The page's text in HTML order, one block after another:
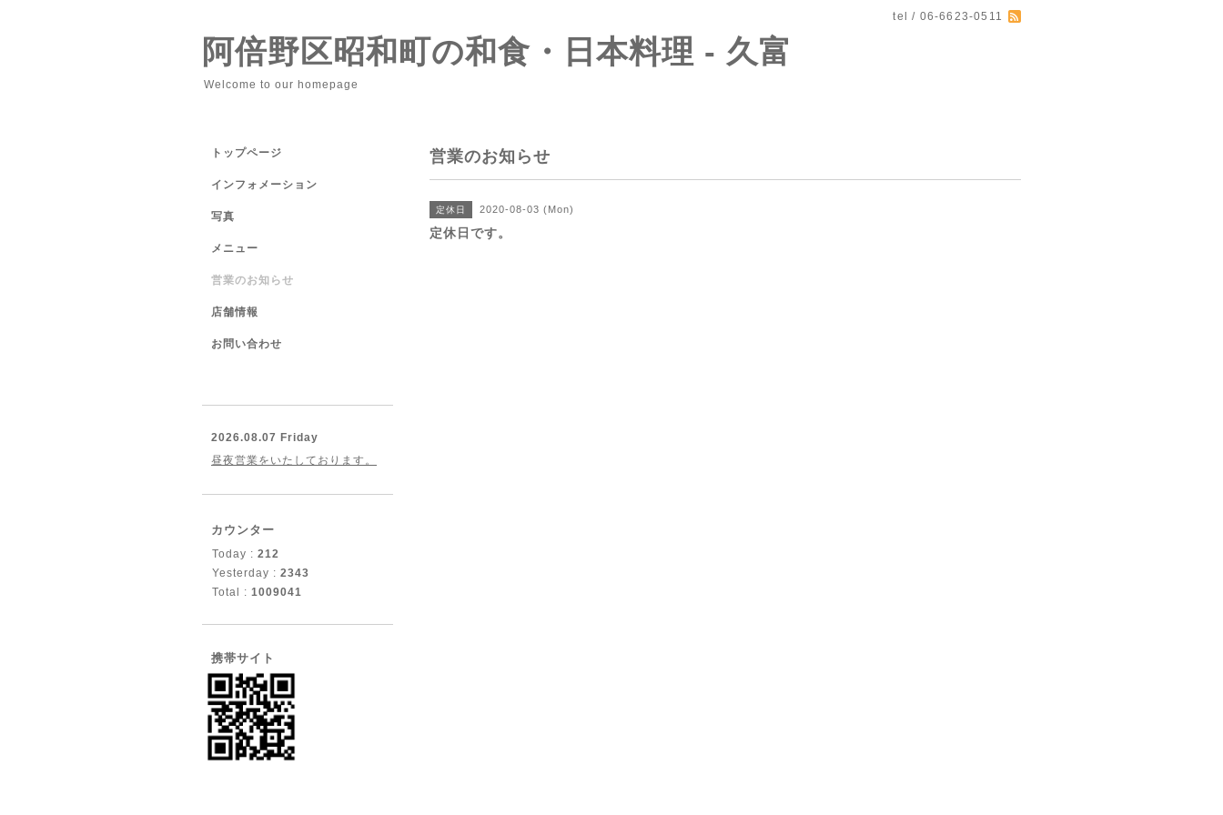
tel / 06-6623-0511
阿倍野区昭和町の和食・日本料理 - 久富
Welcome to our homepage
営業のお知らせ
定休日 2020-08-03 (Mon)
定休日です。
トップページ
インフォメーション
写真
メニュー
営業のお知らせ
店舗情報
お問い合わせ
2026.08.07 Friday
昼夜営業をいたしております。
カウンター
Today : 212
Yesterday : 2343
Total : 1009041
携帯サイト